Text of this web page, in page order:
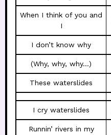
When I think of you and
I
I don’t know why
(Why, why, why…)
These waterslides
I cry waterslides
Runnin’ rivers in my